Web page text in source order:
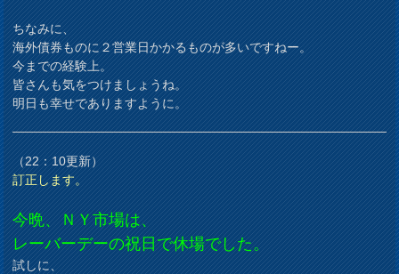
ちなみに、
海外債券ものに２営業日かかるものが多いですねー。
今までの経験上。
皆さんも気をつけましょうね。
明日も幸せでありますように。
（22：10更新）
訂正します。
今晩、ＮＹ市場は、
レーバーデーの祝日で休場でした。
試しに、